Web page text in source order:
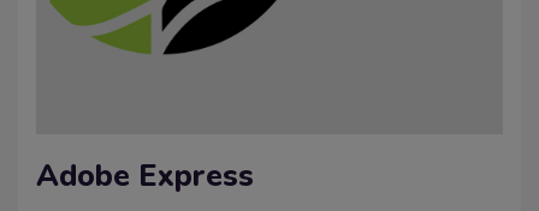
Adobe Express